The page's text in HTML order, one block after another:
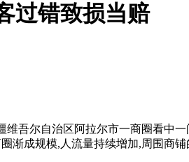
过错致损当赔
维吾尔自治区阿拉尔市一商圈看中
渐成规模,人流量持续增加,周围商铺